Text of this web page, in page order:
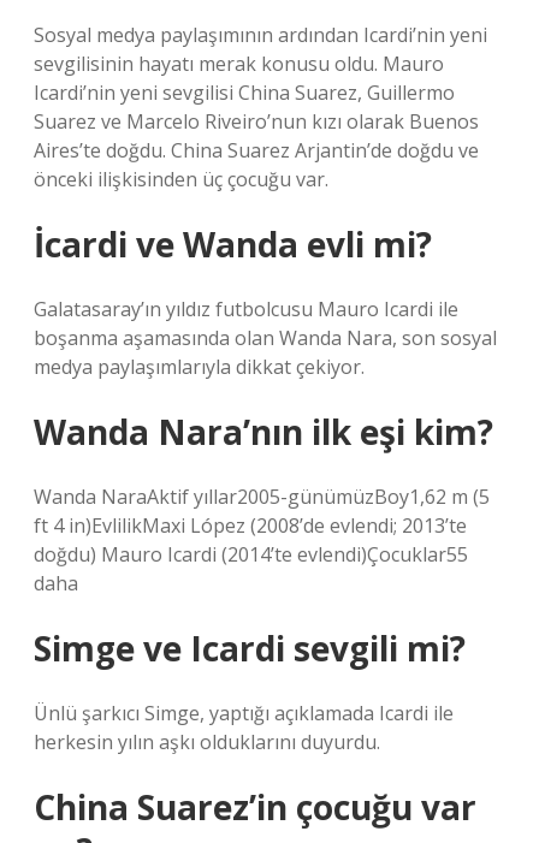
Sosyal medya paylaşımının ardından Icardi’nin yeni
sevgilisinin hayatı merak konusu oldu. Mauro
Icardi’nin yeni sevgilisi China Suarez, Guillermo
Suarez ve Marcelo Riveiro’nun kızı olarak Buenos
Aires’te doğdu. China Suarez Arjantin’de doğdu ve
önceki ilişkisinden üç çocuğu var.
İcardi ve Wanda evli mi?
Galatasaray’ın yıldız futbolcusu Mauro Icardi ile
boşanma aşamasında olan Wanda Nara, son sosyal
medya paylaşımlarıyla dikkat çekiyor.
Wanda Nara’nın ilk eşi kim?
Wanda NaraAktif yıllar2005-günümüzBoy1,62 m (5
ft 4 in)EvlilikMaxi López (2008’de evlendi; 2013’te
doğdu) Mauro Icardi (2014’te evlendi)Çocuklar55
daha
Simge ve Icardi sevgili mi?
Ünlü şarkıcı Simge, yaptığı açıklamada Icardi ile
herkesin yılın aşkı olduklarını duyurdu.
China Suarez’in çocuğu var